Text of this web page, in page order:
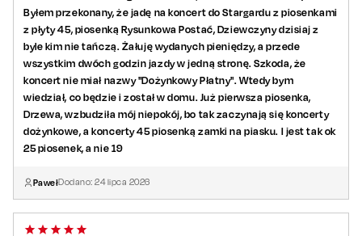
Byłem przekonany, że jadę na koncert do Stargardu z piosenkami
z płyty 45, piosenką Rysunkowa Postać, Dziewczyny dzisiaj z
byle kim nie tańczą. Żałuję wydanych pieniędzy, a przede
wszystkim dwóch godzin jazdy w jedną stronę. Szkoda, że
koncert nie miał nazwy "Dożynkowy Płatny". Wtedy bym
wiedział, co będzie i został w domu. Już pierwsza piosenka,
Drzewa, wzbudziła mój niepokój, bo tak zaczynają się koncerty
dożynkowe, a koncerty 45 piosenką zamki na piasku. I jest tak ok
25 piosenek, a nie 19
PawełDodano:24 lipca 2026